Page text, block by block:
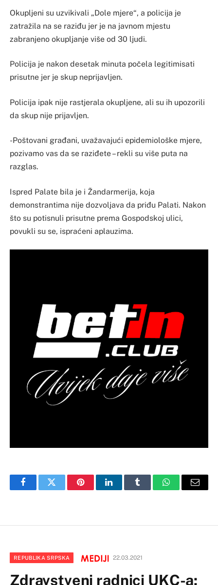
Okupljeni su uzvikivali „Dole mjere“, a policija je
zatražila na se raziđu jer je na javnom mjestu
zabranjeno okupljanje više od 30 ljudi.
Policija je nakon desetak minuta počela legitimisati
prisutne jer je skup neprijavljen.
Policija ipak nije rastjerala okupljene, ali su ih upozorili
da skup nije prijavljen.
-Poštovani građani, uvažavajući epidemiološke mjere,
pozivamo vas da se raziđete – rekli su više puta na
razglas.
Ispred Palate bila je i Žandarmerija, koja
demonstrantima nije dozvoljava da priđu Palati. Nakon
što su potisnuli prisutne prema Gospodskoj ulici,
povukli su se, ispraćeni aplauzima.
FacebookTwitter PinterestLinkedInTumblr WhatsAppEmail
REPUBLIKA SRPSKA 22.03.2021
Zdravstveni radnici UKC-a: